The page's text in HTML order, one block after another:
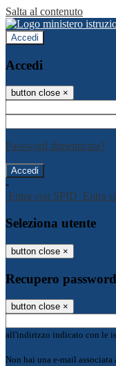
Salta al contenuto
Accedi
Accedi
button close ×
Password dimenticata?
-
Entra con SPID Entra
Seleziona utente
button close ×
Recupero password
button close ×
all'indirizzo indicato con le
Non hai una e-mail